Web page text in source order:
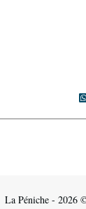
La Péniche - 2026